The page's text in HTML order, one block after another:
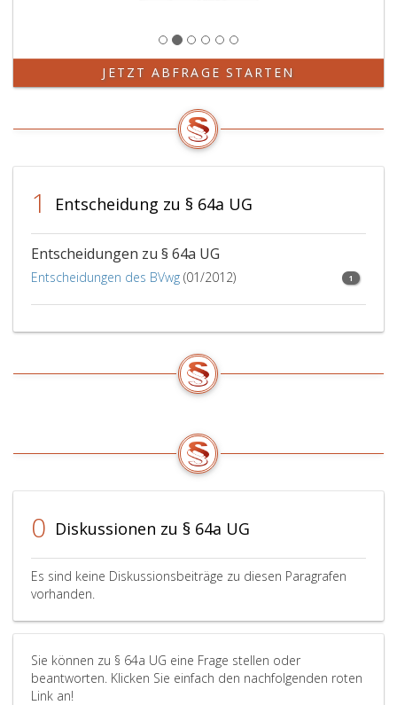
JETZT ABFRAGE STARTEN
1 Entscheidung zu § 64a UG
Entscheidungen zu § 64a UG
Entscheidungen des BVwg (01/2012) 1
0 Diskussionen zu § 64a UG
Es sind keine Diskussionsbeiträge zu diesen Paragrafen
vorhanden.
Sie können zu § 64a UG eine Frage stellen oder
beantworten. Klicken Sie einfach den nachfolgenden roten
Link an!